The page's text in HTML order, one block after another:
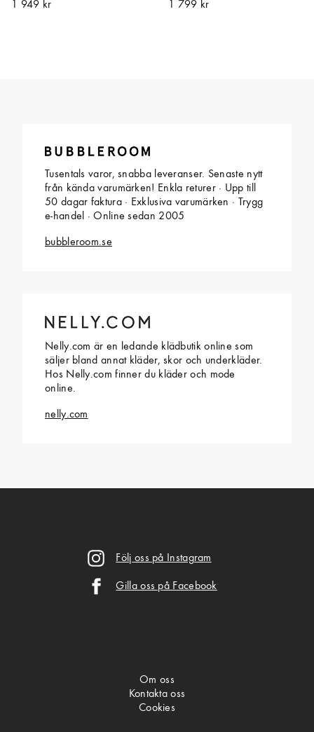
1 949 kr
1 799 kr
Tusentals varor, snabba leveranser. Senaste nytt
från kända varumärken! Enkla returer · Upp till
50 dagar faktura · Exklusiva varumärken · Trygg
e-handel · Online sedan 2005
bubbleroom.se
Nelly.com är en ledande klädbutik online som
säljer bland annat kläder, skor och underkläder.
Hos Nelly.com finner du kläder och mode
online.
nelly.com
Följ oss på Instagram
Gilla oss på Facebook
Om oss
Kontakta oss
Cookies